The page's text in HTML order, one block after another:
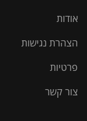
אודות
הצהרת נגישות
פרטיות
צור קשר